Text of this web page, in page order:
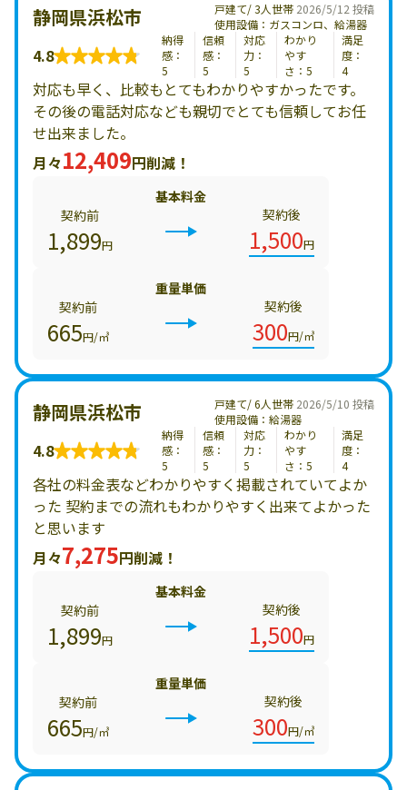
2026/5/12 投稿
静岡県浜松市
戸建て/ 3人世帯
使用設備：ガスコンロ、給湯器
4.8
納得
感：
5
信頼
感：
5
対応
力：
5
わかり
やす
さ：5
満足
度：
4
対応も早く、比較もとてもわかりやすかったです。
その後の電話対応なども親切でとても信頼してお任
せ出来ました。
月々12,409円削減！
基本料金
契約前
1,899円
契約後
1,500円
重量単価
契約前
665円/㎥
契約後
300円/㎥
2026/5/10 投稿
静岡県浜松市
戸建て/ 6人世帯
使用設備：給湯器
4.8
納得
感：
5
信頼
感：
5
対応
力：
5
わかり
やす
さ：5
満足
度：
4
各社の料金表などわかりやすく掲載されていてよか
った 契約までの流れもわかりやすく出来てよかった
と思います
月々7,275円削減！
基本料金
契約前
1,899円
契約後
1,500円
重量単価
契約前
665円/㎥
契約後
300円/㎥